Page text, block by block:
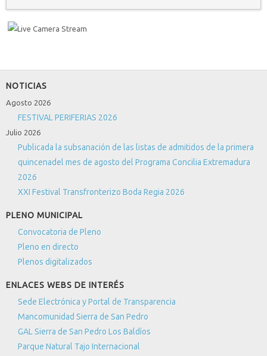
NOTICIAS
Agosto 2026
FESTIVAL PERIFERIAS 2026
Julio 2026
Publicada la subsanación de las listas de admitidos de la primera
quincenadel mes de agosto del Programa Concilia Extremadura
2026
XXI Festival Transfronterizo Boda Regia 2026
PLENO MUNICIPAL
Convocatoria de Pleno
Pleno en directo
Plenos digitalizados
ENLACES WEBS DE INTERÉS
Sede Electrónica y Portal de Transparencia
Mancomunidad Sierra de San Pedro
GAL Sierra de San Pedro Los Baldíos
Parque Natural Tajo Internacional